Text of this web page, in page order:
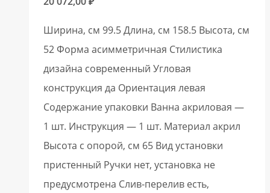
Ширина, см 99.5 Длина, см 158.5 Высота, см
52 Форма асимметричная Стилистика
дизайна современный Угловая
конструкция да Ориентация левая
Содержание упаковки Ванна акриловая —
1 шт. Инструкция — 1 шт. Материал акрил
Высота с опорой, см 65 Вид установки
пристенный Ручки нет, установка не
предусмотрена Слив-перелив есть,